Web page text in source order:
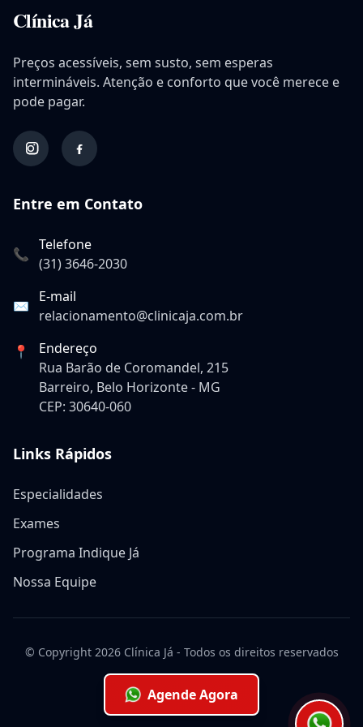
Clínica Já
Preços acessíveis, sem susto, sem esperas
intermináveis. Atenção e conforto que você merece e
pode pagar.
Entre em Contato
📞
Telefone
(31) 3646-2030
✉️
E-mail
relacionamento@clinicaja.com.br
📍
Endereço
Rua Barão de Coromandel, 215
Barreiro, Belo Horizonte - MG
CEP: 30640-060
Links Rápidos
Especialidades
Exames
Programa Indique Já
Nossa Equipe
© Copyright 2026Clínica Já - Todos os direitos reservados
Agende Agora